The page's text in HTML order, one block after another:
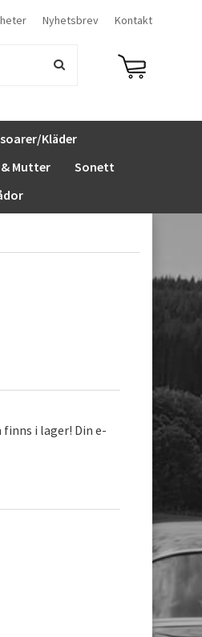
Nyhetsbrev Kontakt
Kläder
Mutter
Sonett
i lager! Din e-